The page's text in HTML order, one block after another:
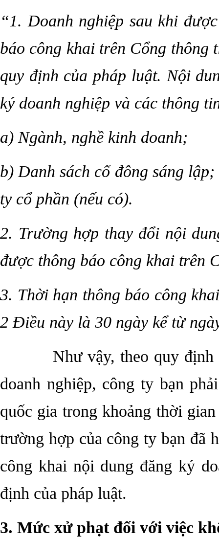
“1. Doanh nghiệp sau khi
báo công khai trên Cổng thông
quy định của pháp luật. Nội
ký doanh nghiệp và các thông
a) Ngành, nghề kinh doanh;
b) Danh sách cổ đông sáng
ty cổ phần (nếu có).
2. Trường hợp thay đổi nội
được thông báo công khai trên
3. Thời hạn thông báo công
2 Điều này là 30 ngày kể từ
Như vậy, theo quy định
doanh nghiệp, công ty bạn
quốc gia trong khoảng thời
trường hợp của công ty bạn đã
công khai nội dung đăng ký
định của pháp luật.
3. Mức xử phạt đối với việc